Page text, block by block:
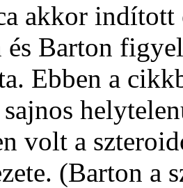
akkor indított
Barton
Ebben a
volt a
(Barton a